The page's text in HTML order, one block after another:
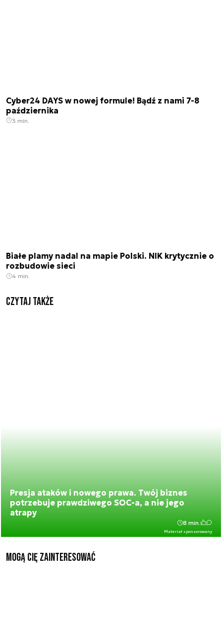
Cyber24 DAYS w nowej formule! Bądź z nami 7-8
października
3 min.
Białe plamy nadal na mapie Polski. NIK krytycznie o
rozbudowie sieci
4 min.
Czytaj także
Presja ataków i nowego prawa. Twój biznes
potrzebuje prawdziwego SOC-a, a nie jego
atrapy
Materiał sponsorowany
8 min.
Mogą Cię zainteresować